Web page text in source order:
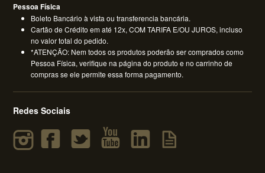
Pessoa Física
Boleto Bancário à vista ou transferencia bancária.
Cartão de Crédito em até 12x, COM TARIFA E/OU JUROS, incluso
no valor total do pedido.
*ATENÇÃO: Nem todos os produtos poderão ser comprados como
Pessoa Física, verifique na página do produto e no carrinho de
compras se ele permite essa forma pagamento.
Redes Sociais